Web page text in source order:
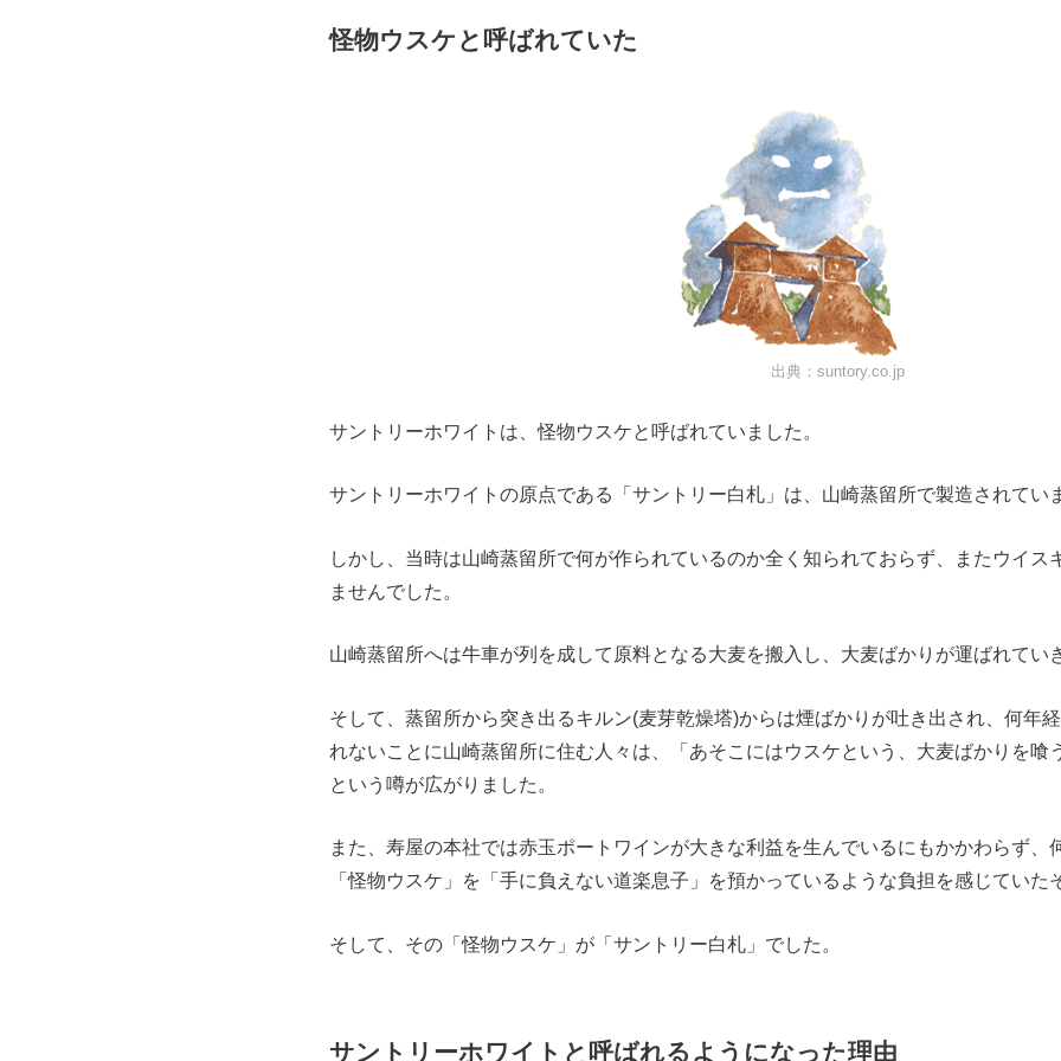
怪物ウスケと呼ばれていた
出典： suntory.co.jp
サントリーホワイトは、怪物ウスケと呼ばれていました。
サントリーホワイトの原点である「サントリー白札」は、山崎蒸留所で製造されてい
しかし、当時は山崎蒸留所で何が作られているのか全く知られておらず、またウイス
ませんでした。
山崎蒸留所へは牛車が列を成して原料となる大麦を搬入し、大麦ばかりが運ばれてい
そして、蒸留所から突き出るキルン(麦芽乾燥塔)からは煙ばかりが吐き出され、何年
れないことに山崎蒸留所に住む人々は、「あそこにはウスケという、大麦ばかりを喰
という噂が広がりました。
また、寿屋の本社では赤玉ポートワインが大きな利益を生んでいるにもかかわらず、
「怪物ウスケ」を「手に負えない道楽息子」を預かっているような負担を感じていた
そして、その「怪物ウスケ」が「サントリー白札」でした。
サントリーホワイトと呼ばれるようになった理由